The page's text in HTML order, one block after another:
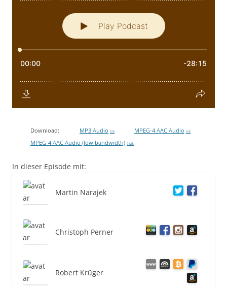
Download: MP3 Audio 0 B MPEG-4 AAC Audio 0 B
MPEG-4 AAC Audio (low bandwidth) 9 MB
In dieser Episode mit:
Martin Narajek
Christoph Perner
Robert Krüger